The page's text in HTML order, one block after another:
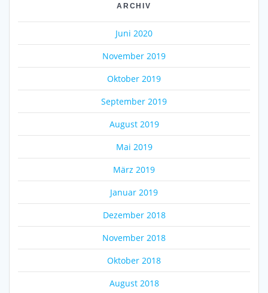
ARCHIV
Juni 2020
November 2019
Oktober 2019
September 2019
August 2019
Mai 2019
März 2019
Januar 2019
Dezember 2018
November 2018
Oktober 2018
August 2018